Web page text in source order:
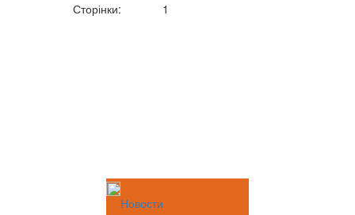
Сторінки: 1
Новости